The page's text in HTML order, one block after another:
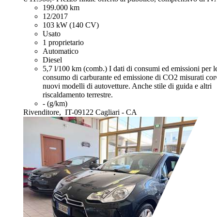
199.000 km
12/2017
103 kW (140 CV)
Usato
1 proprietario
Automatico
Diesel
5,7 l/100 km (comb.) I dati di consumi ed emissioni per
consumo di carburante ed emissione di CO2 misurati
nuovi modelli di autovetture. Anche stile di guida e altri
riscaldamento terrestre.
- (g/km)
Rivenditore, IT-09122 Cagliari - CA